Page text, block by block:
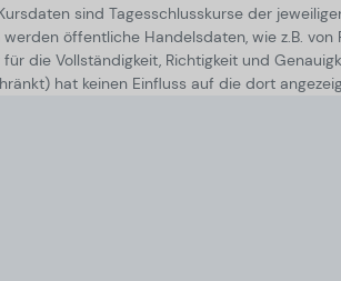
sind Tagesschlusskurse der
öffentliche Handelsdaten, wie z.B.
die Vollständigkeit, Richtigkeit und
hat keinen Einfluss auf die dort